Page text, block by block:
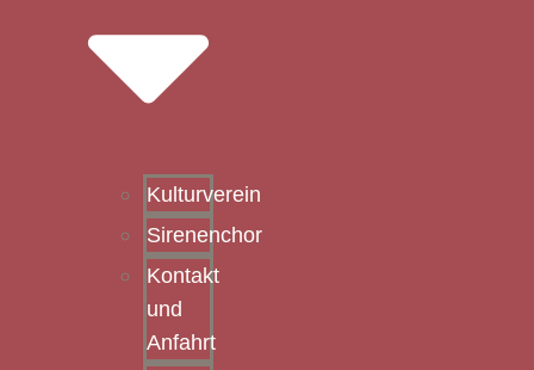
Kulturverein
Sirenenchor
Kontakt
und
Anfahrt